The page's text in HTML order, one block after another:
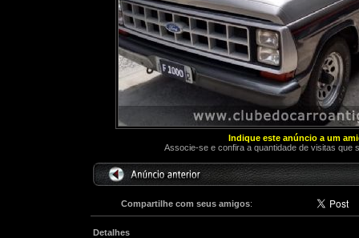
Indique este anúncio a um
Associe-se e confira a quantidade de visitas que
Compartilhe com seus amigos:
Detalhes